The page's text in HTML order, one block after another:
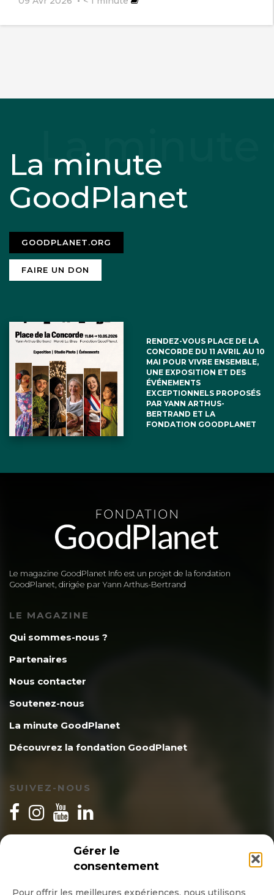
Gérer le
consentement
Pour offrir les meilleures expériences, nous utilisons
La minute
GoodPlanet
GOODPLANET.ORG
FAIRE UN DON
RENDEZ-VOUS PLACE DE LA
CONCORDE DU 11 AVRIL AU 10
MAI POUR VIVRE ENSEMBLE,
UNE EXPOSITION ET DES
ÉVÉNEMENTS
EXCEPTIONNELS PROPOSÉS
PAR YANN ARTHUS-
BERTRAND ET LA
FONDATION GOODPLANET
Le magazine GoodPlanet Info est un projet de la fondation
GoodPlanet, dirigée par Yann Arthus-Bertrand
LE MAGAZINE
Qui sommes-nous ?
Partenaires
Nous contacter
Soutenez-nous
La minute GoodPlanet
Découvrez la fondation GoodPlanet
SUIVEZ-NOUS
INSCRIPTION NEWSLETTER